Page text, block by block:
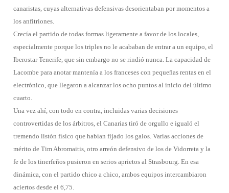
canaristas, cuyas alternativas defensivas desorientaban por momentos a
los anfitriones.
Crecía el partido de todas formas ligeramente a favor de los locales,
especialmente porque los triples no le acababan de entrar a un equipo, el
Iberostar Tenerife, que sin embargo no se rindió nunca. La capacidad de
Lacombe para anotar mantenía a los franceses con pequeñas rentas en el
electrónico, que llegaron a alcanzar los ocho puntos al inicio del último
cuarto.
Una vez ahí, con todo en contra, incluidas varias decisiones
controvertidas de los árbitros, el Canarias tiró de orgullo e igualó el
tremendo listón físico que habían fijado los galos. Varias acciones de
mérito de Tim Abromaitis, otro arreón defensivo de los de Vidorreta y la
fe de los tinerfeños pusieron en serios aprietos al Strasbourg. En esa
dinámica, con el partido chico a chico, ambos equipos intercambiaron
aciertos desde el 6,75.